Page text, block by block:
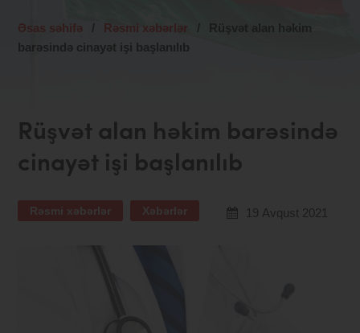
Əsas səhifə / Rəsmi xəbərlər /
Rüşvət alan həkim
barəsində cinayət işi başlanılıb
Rüşvət alan həkim barəsində
cinayət işi başlanılıb
Rəsmi xəbərlər Xəbərlər 19 Avqust 2021